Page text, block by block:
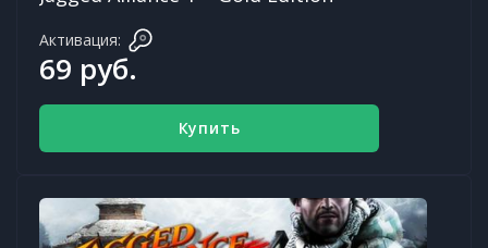
Активация:
69 руб.
Купить